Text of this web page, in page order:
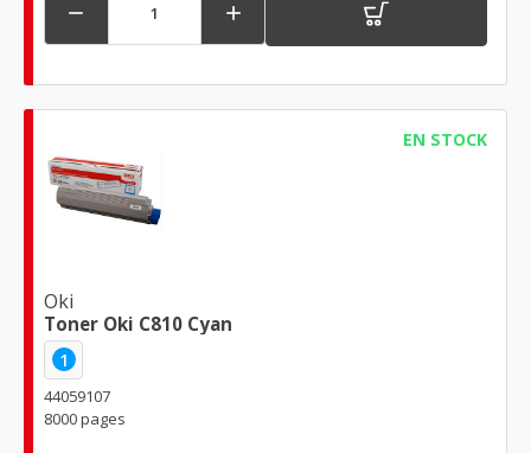
 
EN STOCK
Oki
Toner Oki C810 Cyan
1
44059107
8000 pages